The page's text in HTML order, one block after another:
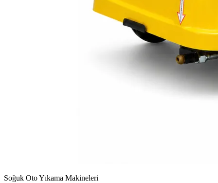
Soğuk Oto Yıkama Makineleri